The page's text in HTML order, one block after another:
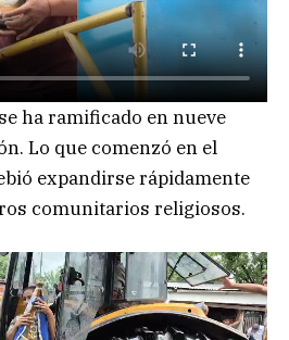
ha ramificado en nueve
Lo que comenzó en el
expandirse rápidamente
comunitarios religiosos.